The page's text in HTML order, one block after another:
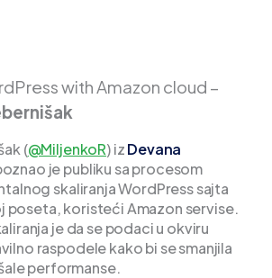
with Amazon cloud –
(@MiljenkoR) izDevana
je publiku sa procesom
skaliranja WordPress sajta
poseta, koristeći Amazon servise.
je da se podaci u okviru
raspodele kako bi se smanjila
performanse.